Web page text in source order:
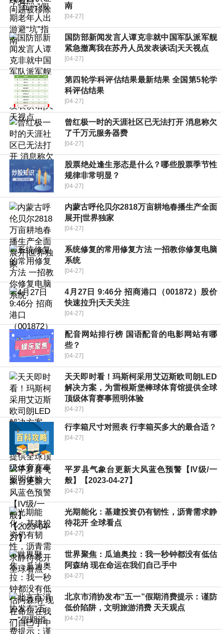
南
[04-27]
国防部新闻发言人谭克非就中国军队派军舰
紧急撤离我在苏丹人员发表谈话|天天视点
[04-27]
第四轮学科评估结果最新结果 全国第5轮学
科评估结果
[04-27]
曾红极一时的天涯社区已无法打开 消息称欠
了千万元服务器费
[04-27]
股票绝处逢生形态是什么？哪些股票季节性
规律非常明显？
[04-27]
内蒙古呼伦贝尔2818万亩耕地春播生产全面
展开|世界独家
[04-27]
系统修复的常用修复方法 一招教你修复电脑
系统
[04-27]
4月27日 9:46分 招商港口（001872）股价
快速拉升|天天关注
[04-27]
配音网站排行榜 国语配音的电影网站有哪
些？
[04-27]
天天即时看！玛斯柯采用艾迈斯欧司朗LED
解决方案，为雷根斯堡棒球体育馆提供全球
顶级体育赛事照明体验
[04-27]
行李箱尺寸对照表 行李箱买多大的最合适？
[04-27]
平罗县气象台更新大风蓝色预警【IV级/一
般】【2023-04-27】
[04-27]
光期能化：基建投资仍有韧性，沥青需求静
待花开 全球看点
[04-27]
世界聚焦：瓜迪奥拉：我一秒钟都没有低估
阿森纳 现在命运在我们自己手中
[04-27]
北京市消协发布“五一”假期消费提示：谨防
低价陷阱，文明旅游消费 天天观点
[04-27]